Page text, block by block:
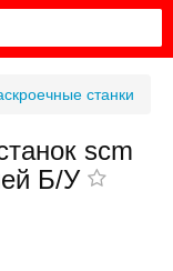
станки
scm
Б/У